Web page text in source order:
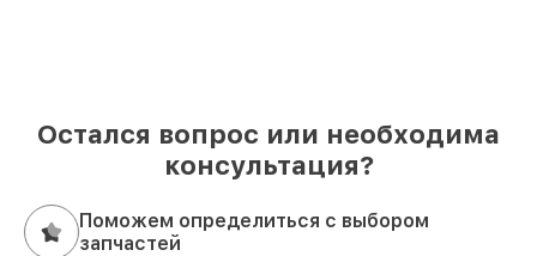
Остался вопрос или необходима
консультация?
Поможем определиться с выбором
запчастей